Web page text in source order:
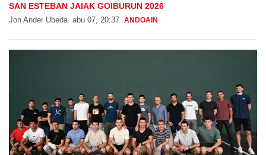
SAN ESTEBAN JAIAK GOIBURUN 2026
Jon Ander Ubeda abu 07, 20:37 ANDOAIN